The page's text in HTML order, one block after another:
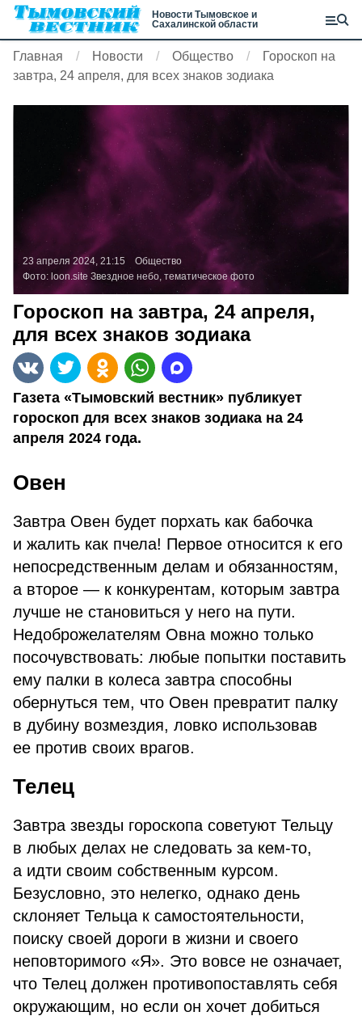
Новости Тымовское и
Сахалинской области
Главная Новости Общество
Гороскоп на
завтра, 24 апреля, для всех знаков зодиака
23 апреля 2024, 21:15
Общество
Фото: loon.site Звездное небо, тематическое фото
Гороскоп на завтра, 24 апреля,
для всех знаков зодиака
Газета «Тымовский вестник» публикует
гороскоп для всех знаков зодиака на 24
апреля 2024 года.
Овен
Завтра Овен будет порхать как бабочка
и жалить как пчела! Первое относится к его
непосредственным делам и обязанностям,
а второе — к конкурентам, которым завтра
лучше не становиться у него на пути.
Недоброжелателям Овна можно только
посочувствовать: любые попытки поставить
ему палки в колеса завтра способны
обернуться тем, что Овен превратит палку
в дубину возмездия, ловко использовав
ее против своих врагов.
Телец
Завтра звезды гороскопа советуют Тельцу
в любых делах не следовать за кем-то,
а идти своим собственным курсом.
Безусловно, это нелегко, однако день
склоняет Тельца к самостоятельности,
поиску своей дороги в жизни и своего
неповторимого «Я». Это вовсе не означает,
что Телец должен противопоставлять себя
окружающим, но если он хочет добиться